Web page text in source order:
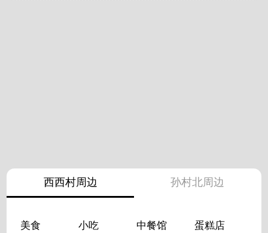
西西村周边 孙村北周边
美食 小吃 中餐馆 蛋糕店